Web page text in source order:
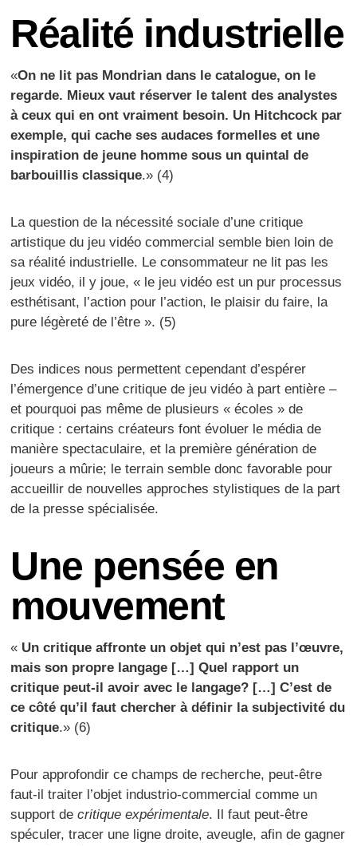
Réalité industrielle
«On ne lit pas Mondrian dans le catalogue, on le
regarde. Mieux vaut réserver le talent des analystes
à ceux qui en ont vraiment besoin. Un Hitchcock par
exemple, qui cache ses audaces formelles et une
inspiration de jeune homme sous un quintal de
barbouillis classique.» (4)
La question de la nécessité sociale d’une critique
artistique du jeu vidéo commercial semble bien loin de
sa réalité industrielle. Le consommateur ne lit pas les
jeux vidéo, il y joue, « le jeu vidéo est un pur processus
esthétisant, l’action pour l’action, le plaisir du faire, la
pure légèreté de l’être ». (5)
Des indices nous permettent cependant d’espérer
l’émergence d’une critique de jeu vidéo à part entière –
et pourquoi pas même de plusieurs « écoles » de
critique : certains créateurs font évoluer le média de
manière spectaculaire, et la première génération de
joueurs a mûrie; le terrain semble donc favorable pour
accueillir de nouvelles approches stylistiques de la part
de la presse spécialisée.
Une pensée en
mouvement
« Un critique affronte un objet qui n’est pas l’œuvre,
mais son propre langage […] Quel rapport un
critique peut-il avoir avec le langage? […] C’est de
ce côté qu’il faut chercher à définir la subjectivité du
critique.» (6)
Pour approfondir ce champs de recherche, peut-être
faut-il traiter l’objet industrio-commercial comme un
support decritique expérimentale. Il faut peut-être
spéculer, tracer une ligne droite, aveugle, afin de gagner